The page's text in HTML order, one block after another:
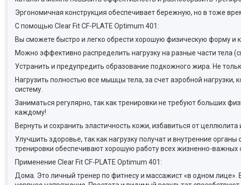
Эргономичная конструкция обеспечивает бережную, но в тоже
С помощью Clear Fit CF-PLATE Optimum 401:
Вы сможете быстро и легко обрести хорошую физическую форму и
Можно эффективно распределить нагрузку на разные части тела
Устранить и предупредить образование подкожного жира. Не
Нагрузить полностью все мышцы тела, за счет аэробной
систему.
Заниматься регулярно, так как тренировки не требуют больших
каждому!
Вернуть и сохранить эластичность кожи, избавиться от
Улучшить здоровье, так как нагрузку получат и внутренние
тренировки обеспечивают хорошую работу всех жизненно-важных
Применение Clear Fit CF-PLATE Optimum 401:
Дома. Это личный тренер по фитнесу и массажист «в одном